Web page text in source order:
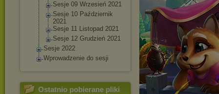
Sesje 09 Wrzesień 2021
Sesje 10 Październik
2021
Sesje 11 Listopad 2021
Sesje 12 Grudzień 2021
Sesje 2022
Wprowadzenie do sesji
Ostatnio pobierane pliki